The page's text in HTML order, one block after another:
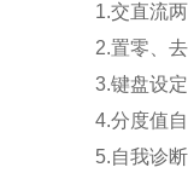
1.交直流
2.置零、
3.键盘设
4.分度值
5.自我诊